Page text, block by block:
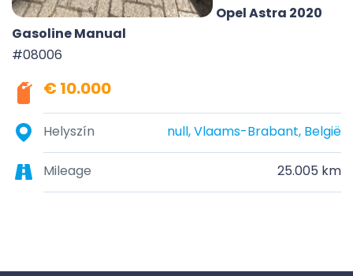
Opel Astra 2020
Gasoline Manual
#08006
€ 10.000
Helyszín null, Vlaams-Brabant, België
Mileage 25.005 km